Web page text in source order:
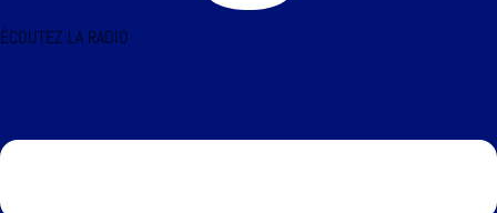
ÉCOUTEZ LA RADIO